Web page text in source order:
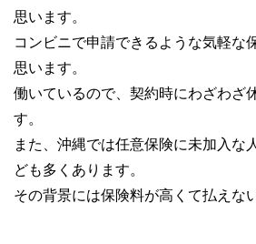
思います。
コンビニで申請できるような気軽な
思います。
働いているので、契約時にわざわざ
す。
また、沖縄では任意保険に未加入な
ども多くあります。
その背景には保険料が高くて払えな